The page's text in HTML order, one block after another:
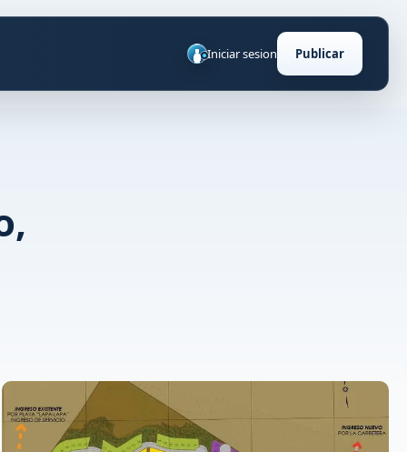
Iniciar sesion Publicar